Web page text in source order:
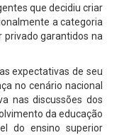
que decidiu criar
a categoria
privado garantidos na
expectativas de seu
no cenário nacional
nas discussões dos
da educação
do ensino superior